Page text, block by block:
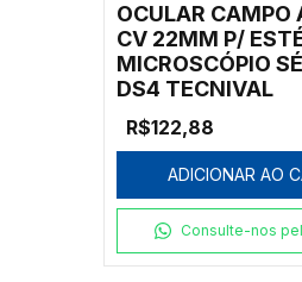
OCULAR CAMPO
CV 22MM P/
MICROSCÓPIO
DS4 TECNIVAL
R$122,88
ADICIONAR AO
Consulte-nos